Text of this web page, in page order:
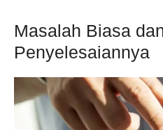
Masalah Biasa
Penyelesaiannya